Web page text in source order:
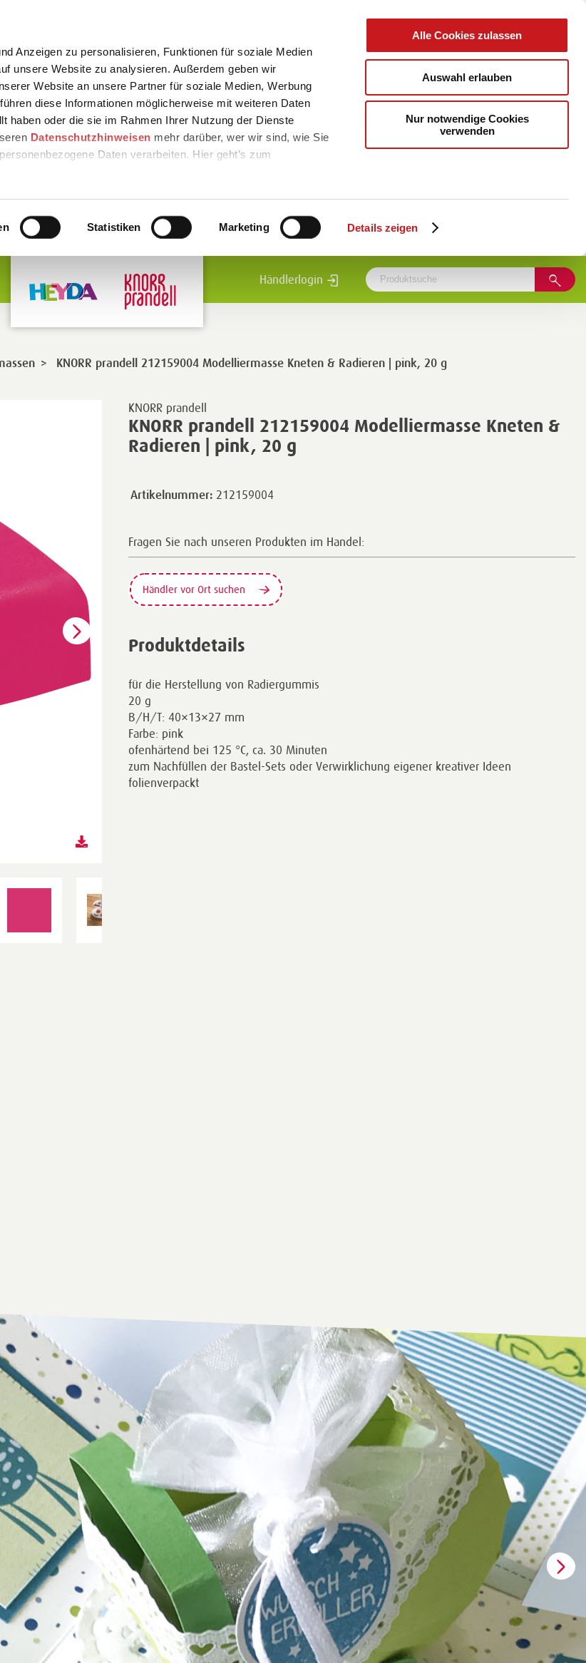
Anzeigen zu personalisieren, Funktionen für soziale Medien
unsere Website zu analysieren. Außerdem geben wir
Website an unsere Partner für soziale Medien, Werbung
diese Informationen möglicherweise mit weiteren Daten
haben oder die sie im Rahmen Ihrer Nutzung der Dienste
Datenschutzhinweisen mehr darüber, wer wir sind, wie Sie
Daten verarbeiten. Hier geht’s zum
Statistiken Marketing Details zeigen
Alle Cookies zulassen
Auswahl erlauben
Nur notwendige Cookies
verwenden
Händlerlogin
KNORR prandell
KNORR prandell 212159004 Modelliermasse Kneten &
Radieren | pink, 20 g
> KNORR prandell 212159004 Modelliermasse Kneten & Radieren | pink, 20 g
Artikelnummer: 212159004
Fragen Sie nach unseren Produkten im Handel:
Händler vor Ort suchen
Produktdetails
für die Herstellung von Radiergummis
20 g
B/H/T: 40×13×27 mm
Farbe: pink
ofenhärtend bei 125 °C, ca. 30 Minuten
zum Nachfüllen der Bastel-Sets oder Verwirklichung eigener kreativer Ideen
folienverpackt